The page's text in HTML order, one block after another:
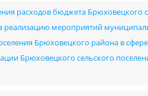
расходов бюджета Брюховецкого
реализацию мероприятий
Брюховецкого района в
Брюховецкого сельского